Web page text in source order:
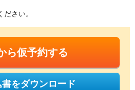
さい。
ら仮予約する
をダウンロード